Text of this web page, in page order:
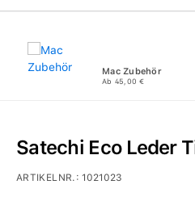
Mac Zubehör
Ab 45,00 €
Satechi Eco Leder
ARTIKELNR.:1021023